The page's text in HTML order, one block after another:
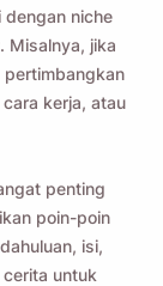
dengan niche
Misalnya, jika
pertimbangkan
kerja, atau
penting
poin-poin
isi,
untuk